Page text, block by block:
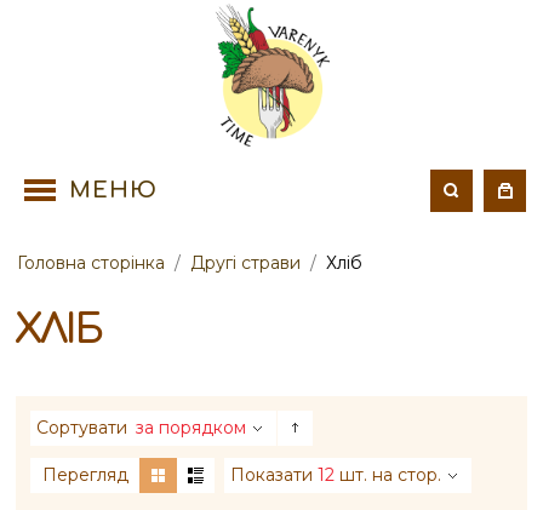
МЕНЮ
Головна сторінка / Другі страви / Хліб
ХЛІБ
Сортувати за порядком
Перегляд Показати 12 шт. на стор.